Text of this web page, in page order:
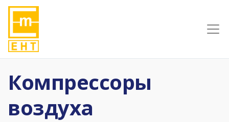
Компрессоры
воздуха